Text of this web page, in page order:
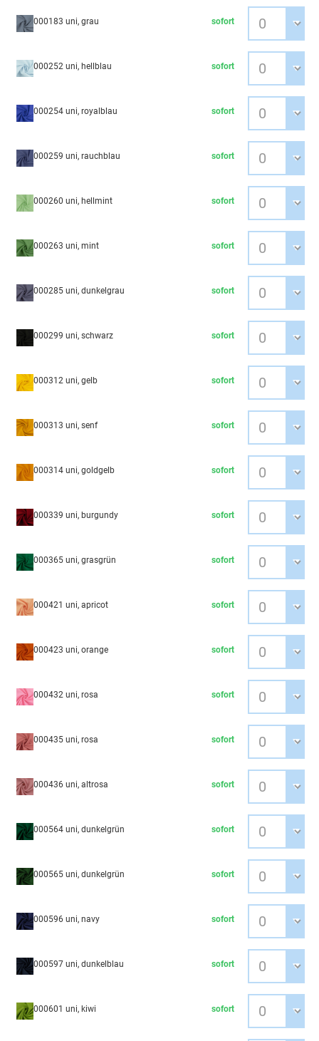
000183 uni, grau sofort
000252 uni, hellblau sofort
000254 uni, royalblau sofort
000259 uni, rauchblau sofort
000260 uni, hellmint sofort
000263 uni, mint sofort
000285 uni, dunkelgrau sofort
000299 uni, schwarz sofort
000312 uni, gelb sofort
000313 uni, senf sofort
000314 uni, goldgelb sofort
000339 uni, burgundy sofort
000365 uni, grasgrün sofort
000421 uni, apricot sofort
000423 uni, orange sofort
000432 uni, rosa sofort
000435 uni, rosa sofort
000436 uni, altrosa sofort
000564 uni, dunkelgrün sofort
000565 uni, dunkelgrün sofort
000596 uni, navy sofort
000597 uni, dunkelblau sofort
000601 uni, kiwi sofort